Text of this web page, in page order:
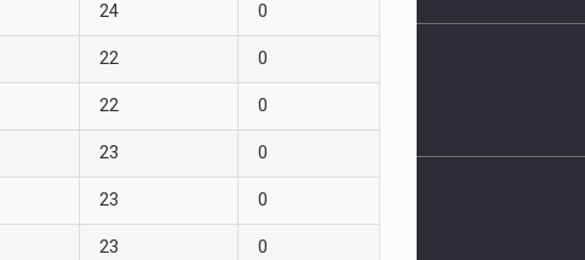
24 0
22 0
22 0
23 0
23 0
23 0